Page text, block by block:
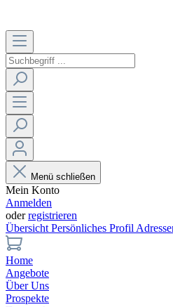
Menü schließen
Mein Konto
Anmelden
oderregistrieren
Übersicht Persönliches Profil
Home
Angebote
Über Uns
Prospekte